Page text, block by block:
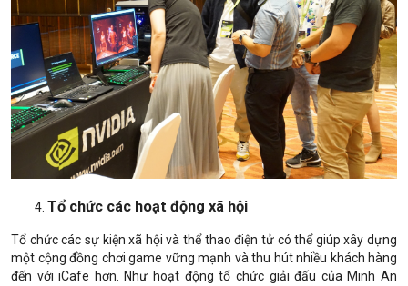
Tổ chức các hoạt động xã hội
Tổ chức các sự kiện xã hội và thể thao điện tử có thể giúp xây dựng
một cộng đồng chơi game vững mạnh và thu hút nhiều khách hàng
đến với iCafe hơn. Như hoạt động tổ chức giải đấu của Minh An